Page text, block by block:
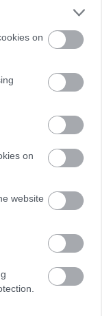
on
on
website
της Google
από το 2027